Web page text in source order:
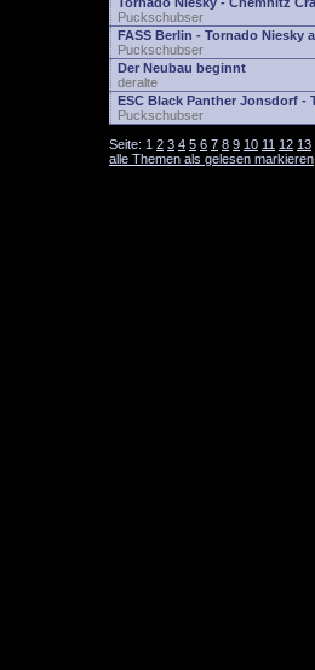
Puckschubser
FASS Berlin - Tornado Niesky
Puckschubser
Der Neubau beginnt
deralte
ESC Black Panther Jonsdorf -
Puckschubser
Seite: 1 2 3 4 5 6 7 8 9 10 11 12 13
alle Themen als gelesen markieren